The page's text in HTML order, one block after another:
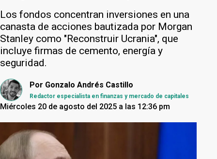
Los fondos concentran inversiones en una
canasta de acciones bautizada por Morgan
Stanley como "Reconstruir Ucrania", que
incluye firmas de cemento, energía y
seguridad.
Por Gonzalo Andrés Castillo
Redactor especialista en finanzas y mercado de capitales
Miércoles 20 de agosto del 2025 a las 12:36 pm